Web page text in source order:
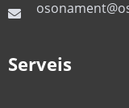
Serveis